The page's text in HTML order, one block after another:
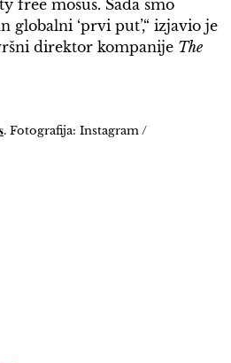
free mošus. Sada smo
globalni ‘prvi put’,“ izjavio je
direktor kompanije The
. Fotografija: Instagram /